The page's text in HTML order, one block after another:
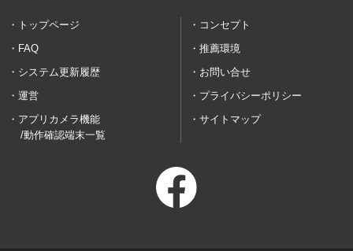
トップページ
コンセプト
FAQ
推薦環境
システム更新履歴
お問い合せ
運営
プライバシーポリシー
アプリカメラ機能
/動作確認端末一覧
サイトマップ